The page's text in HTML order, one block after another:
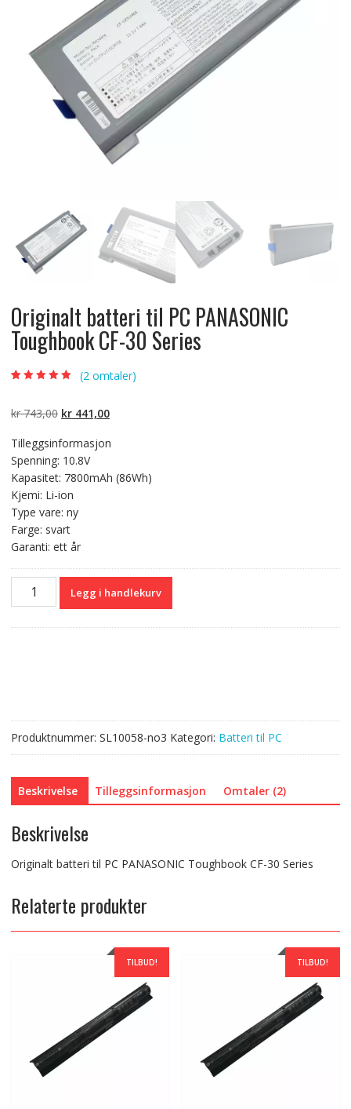
Originalt batteri til PC PANASONIC
Toughbook CF-30 Series
kundevurderinger
(2omtaler)
kr743,00 Opprinnelig
var:
kr 743,00.
kr441,00Nåværende
er:
Tilleggsinformasjon
Spenning: 10.8V
Kapasitet: 7800mAh (86Wh)
Kjemi: Li-ion
Type vare: ny
Farge: svart
Garanti: ett år
Originalt
batteri
Series
antall
Legg i handlekurv
Produktnummer: SL10058-no3 Kategori: Batteri til PC
Beskrivelse Tilleggsinformasjon Omtaler (2)
Beskrivelse
Originalt batteri til PC PANASONIC Toughbook CF-30 Series
Relaterte produkter
TILBUD! TILBUD!